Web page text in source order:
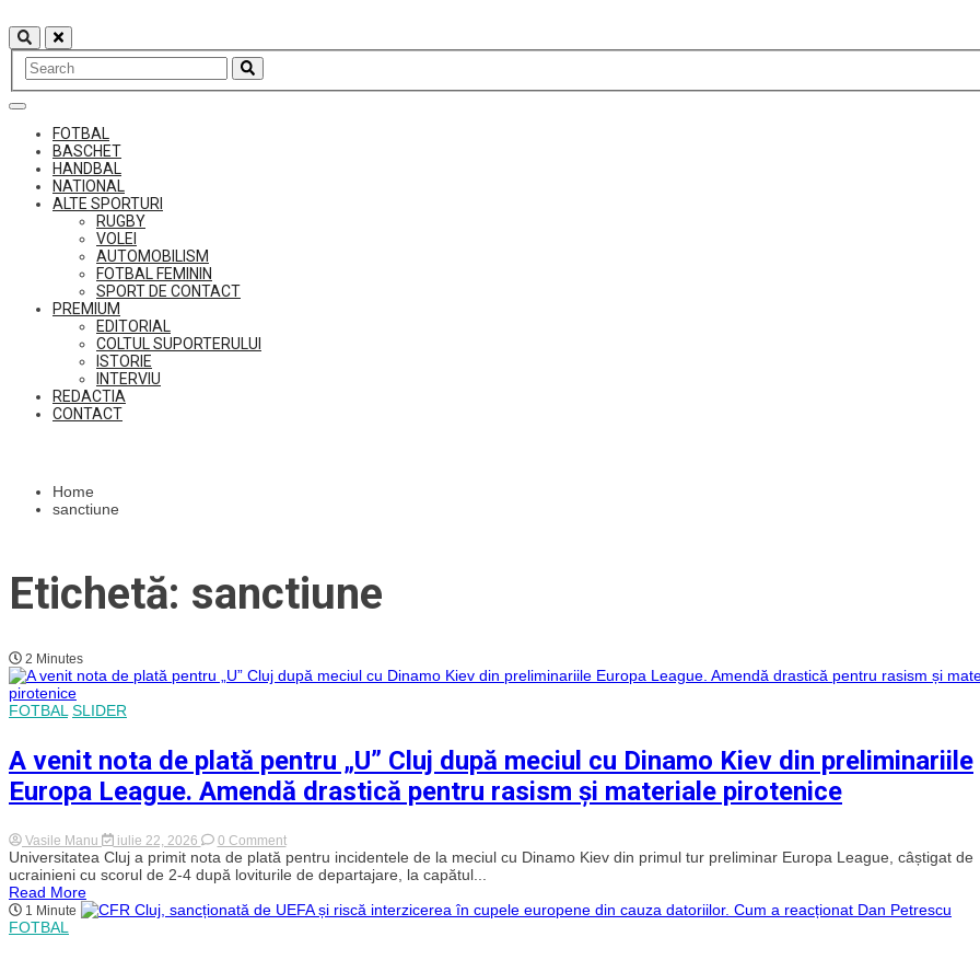
to
content
FOTBAL
BASCHET
HANDBAL
NATIONAL
ALTE SPORTURI
RUGBY
VOLEI
AUTOMOBILISM
FOTBAL FEMININ
SPORT DE CONTACT
PREMIUM
EDITORIAL
COLTUL SUPORTERULUI
ISTORIE
INTERVIU
REDACTIA
CONTACT
Home
sanctiune
Etichetă: sanctiune
2 Minutes
FOTBAL SLIDER
A venit nota de plată pentru „U” Cluj după meciul cu Dinamo Kiev din preliminariile
Europa League. Amendă drastică pentru rasism și materiale pirotenice
Vasile Manu iulie 22, 2026 0 Commenton
A
venit
nota
plată
Universitatea Cluj a primit nota de plată pentru incidentele de la meciul cu Dinamo Kiev din primul tur preliminar Europa League, câștigat de
ucrainieni cu scorul de 2-4 după loviturile de departajare, la capătul...
Read More
1 Minute
FOTBAL